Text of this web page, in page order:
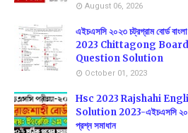
August 06, 2026
এইচএসসি ২০২৩ চট্রগ্রাম বোর্ড
2023 Chittagong
Question Solution
October 01, 2023
Hsc 2023 Rajshahi
Solution 2023-এইচএসসি ২০২৩
প্রশ্ন সমাধান